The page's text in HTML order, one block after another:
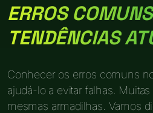
ERROS
TENDÊNCIAS
Conhecer os erros comuns
ajudá-lo a evitar falhas.
mesmas armadilhas. Vamos